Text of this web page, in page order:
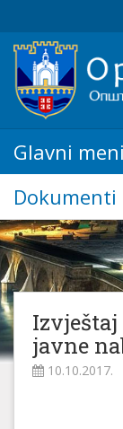
Glavni meni
Dokumenti
javne
10.10.2017.